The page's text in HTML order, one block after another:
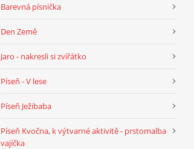
Barevná písnička
Den Země
Jaro - nakresli si zvířátko
Píseň - V lese
Píseň Ježibaba
Píseň Kvočna, k výtvarné aktivitě - prstomalba
vajíčka